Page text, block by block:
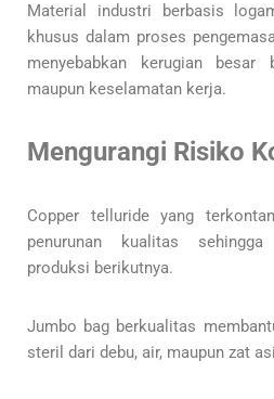
Material industri berbasis
khusus dalam proses
menyebabkan kerugian
maupun keselamatan kerja.
Mengurangi Risiko
Copper telluride yang
penurunan kualitas
produksi berikutnya.
Jumbo bag berkualitas
steril dari debu, air, maupun zat